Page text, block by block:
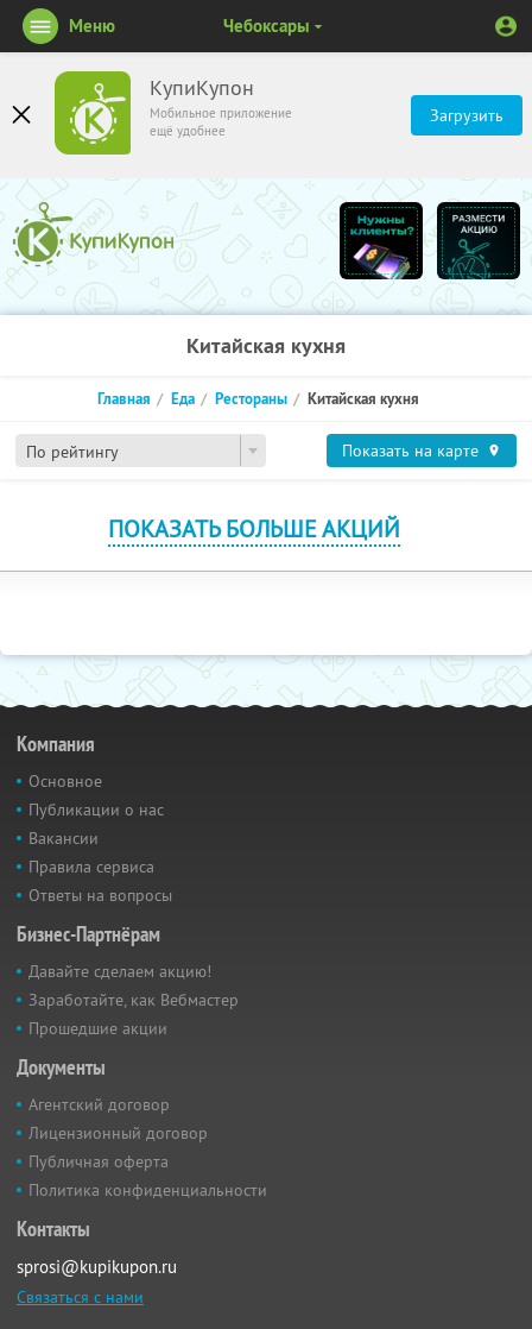
КупиКупон
Мобильное приложение
ещё удобнее
Загрузить
Меню Чебоксары
Китайская кухня
По рейтингу
Главная Еда Рестораны Китайская кухня
Показать на карте
ПОКАЗАТЬ БОЛЬШЕ АКЦИЙ
Компания
Основное
Публикации о нас
Вакансии
Правила сервиса
Ответы на вопросы
Бизнес-Партнёрам
Давайте сделаем акцию!
Заработайте, как Вебмастер
Прошедшие акции
Документы
Агентский договор
Лицензионный договор
Публичная оферта
Политика конфиденциальности
Контакты
sprosi@kupikupon.ru
Связаться с нами